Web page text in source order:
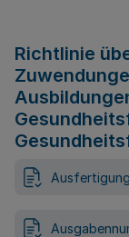
Richtlinie